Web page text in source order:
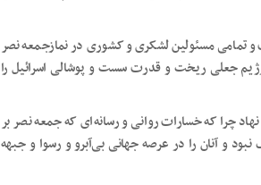
تمامی مسئولین لشکری و کشوری در نمازجمعه نصر
جعلی ریخت و قدرت سست و پوشالی اسرائیل را
به‌نوعی جمعه نصر را می‌توان عملیات وعده صادق ۳ نام نهاد چرا که خسارات روانی و رسانه‌ای که جمعه نصر بر
و آنان را در عرصه جهانی بی‌آبرو و رسوا و جبهه